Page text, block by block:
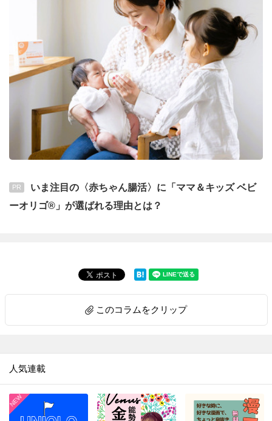
PR
いま注目の〈赤ちゃん腸活〉に「ママ＆キッズ ベビ
ーオリゴ®」が選ばれる理由とは？
このコラムをクリップ
人気連載